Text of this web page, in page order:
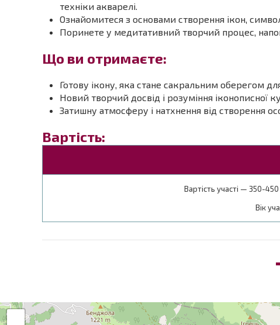
техніки акварелі.
Ознайомитеся з основами створення ікон,
Поринете у медитативний творчий процес,
Що ви отримаєте:
Готову ікону, яка стане сакральним оберегом
Новий творчий досвід і розуміння іконописної
Затишну атмосферу і натхнення від створення
Вартість:
Вартість участі — 350-450
Вік